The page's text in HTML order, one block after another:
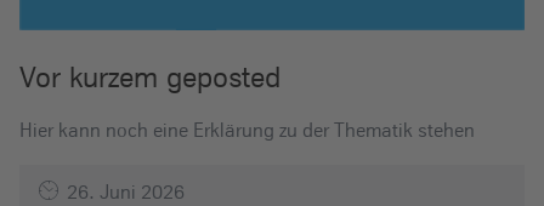
Vor kurzem geposted
Hier kann noch eine Erklärung zu der Thematik stehen
26. Juni 2026